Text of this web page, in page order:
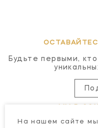
Будьте первыми,
На нашем сайте